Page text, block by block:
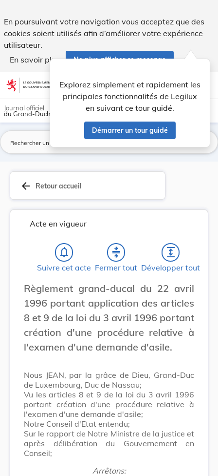
En poursuivant votre navigation vous acceptez que des
cookies soient utilisés afin d’améliorer votre expérience
utilisateur.
En savoir plus
Ne plus afficher ce message
Aller au contenu account_circle help Aide
Explorez simplement et rapidement les
principales fonctionnalités de Legilux
en suivant ce tour guidé.
Démarrer un tour guidé
light_mode dark_mode
Journal officiel
du Grand-Duché de Luxembourg
arrow_back Retour accueil
Acte en vigueur
notifications_none
Suivre cet acte
compress
Fermer tout
expand
Développer tout
Règlement grand-ducal du 22 avril
1996 portant application des articles
8 et 9 de la loi du 3 avril 1996 portant
création d'une procédure relative à
l'examen d'une demande d'asile.
Nous JEAN, par la grâce de Dieu, Grand-Duc
de Luxembourg, Duc de Nassau;
Vu les articles 8 et 9 de la loi du 3 avril 1996
portant création d'une procédure relative à
l'examen d'une demande d'asile;
Notre Conseil d'Etat entendu;
Sur le rapport de Notre Ministre de la justice et
après délibération du Gouvernement en
Conseil;
Arrêtons: